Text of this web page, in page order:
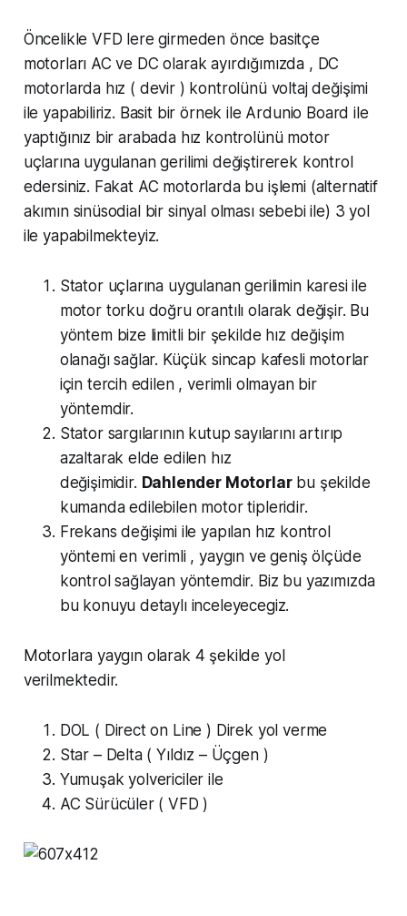
Öncelikle VFD lere girmeden önce basitçe
motorları AC ve DC olarak ayırdığımızda , DC
motorlarda hız ( devir ) kontrolünü voltaj değişimi
ile yapabiliriz. Basit bir örnek ile Ardunio Board ile
yaptığınız bir arabada hız kontrolünü motor
uçlarına uygulanan gerilimi değiştirerek kontrol
edersiniz. Fakat AC motorlarda bu işlemi (alternatif
akımın sinüsodial bir sinyal olması sebebi ile) 3 yol
ile yapabilmekteyiz.
Stator uçlarına uygulanan gerilimin karesi ile
motor torku doğru orantılı olarak değişir. Bu
yöntem bize limitli bir şekilde hız değişim
olanağı sağlar. Küçük sincap kafesli motorlar
için tercih edilen , verimli olmayan bir
yöntemdir.
Stator sargılarının kutup sayılarını artırıp
azaltarak elde edilen hız
değişimidir. Dahlender Motorlarbu şekilde
kumanda edilebilen motor tipleridir.
Frekans değişimi ile yapılan hız kontrol
yöntemi en verimli , yaygın ve geniş ölçüde
kontrol sağlayan yöntemdir. Biz bu yazımızda
bu konuyu detaylı inceleyecegiz.
Motorlara yaygın olarak 4 şekilde yol
verilmektedir.
DOL ( Direct on Line ) Direk yol verme
Star – Delta ( Yıldız – Üçgen )
Yumuşak yolvericiler ile
AC Sürücüler ( VFD )